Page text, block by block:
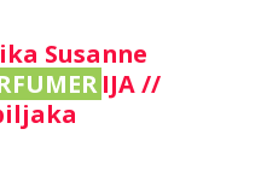
Susanne
IJA //